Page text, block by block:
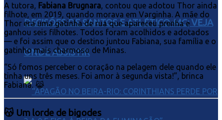
DECISÕES DE SANTOS E ATLÉTICO-MG; VEJA
ONDE ASSISTIR
A tutora, Fabiana Brugnara, contou que adotou Thor ainda
filhote, em 2019, quando morava em Varginha. A mãe do
Thor era uma gatinha de rua que apareceu prenha e
ganhou seis filhotes. Todos foram acolhidos e adotados
— e foi assim que o destino juntou Fabiana, sua família e o
gatinho mais charmoso de Minas.
“Só fomos perceber o coração na pelagem dele quando ele
tinha uns três meses. Foi amor à segunda vista!”, brinca
Fabiana. 😹
😽 Um lorde de bigodes